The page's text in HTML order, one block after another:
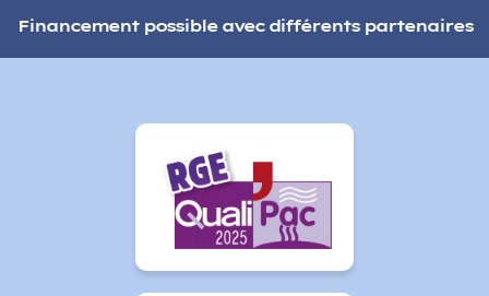
Financement possible avec différents partenaires